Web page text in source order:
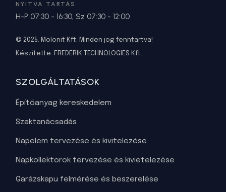
NYITVA TARTÁS
H-P 07:30 - 16:30, Sz 07:30 - 12:00
© 2025. Molonit Kft. Minden jog fenntartva!
Készítette: FREDERIK TECHNOLOGIES Kft.
SZOLGÁLTATÁSOK
Építőanyag kereskedelem
Szaktanácsadás
Napelem tervezése és kivitelezése
Napkollektorok tervezése és kivietelezése
Garázskapu felmérése és beszerelése